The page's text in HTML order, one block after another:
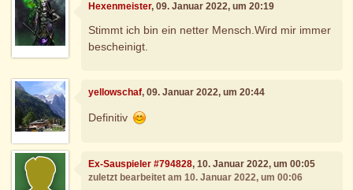
Hexenmeister, 09. Januar 2022, um 20:19
Stimmt ich bin ein netter Mensch.Wird mir immer
bescheinigt.
yellowschaf, 09. Januar 2022, um 20:44
Definitiv
Ex-Sauspieler #794828, 10. Januar 2022, um 00:05
zuletzt bearbeitet am 10. Januar 2022, um 00:06